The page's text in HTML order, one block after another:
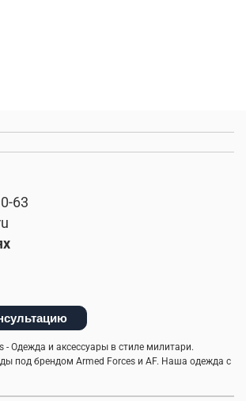
63
- Одежда и аксессуары в стиле милитари.
под брендом Armed Forces и AF. Наша одежда с